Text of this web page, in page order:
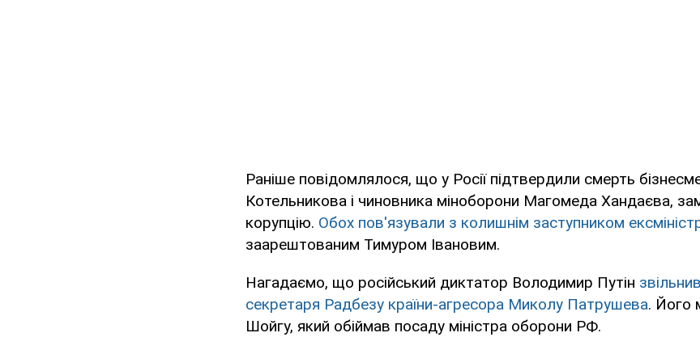
Раніше повідомлялося, що у Росії підтвердили смерть
Котельникова і чиновника міноборони Магомеда Хандаєва,
корупцію. Обох пов'язували з колишнім заступником
заарештованим Тимуром Івановим.
Нагадаємо, що російський диктатор Володимир Путін
секретаря Радбезу країни-агресора Миколу Патрушева. Його
Шойгу, який обіймав посаду міністра оборони РФ.